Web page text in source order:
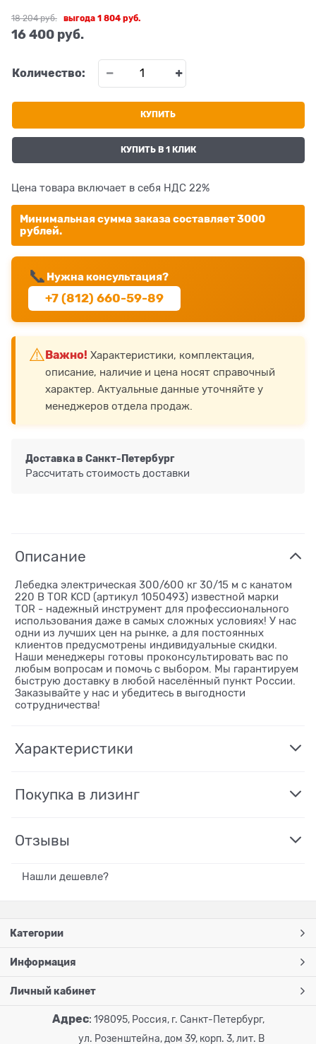
18 204 руб.
16 400 руб.
выгода1 804 руб.
Количество:
КУПИТЬ
КУПИТЬ В 1 КЛИК
Цена товара включает в себя НДС 22%
Минимальная сумма заказа составляет 3000
рублей.
📞 Нужна консультация?
+7 (812) 660-59-89
⚠️ Важно! Характеристики, комплектация,
описание, наличие и цена носят справочный
характер. Актуальные данные уточняйте у
менеджеров отдела продаж.
Доставка в Санкт-Петербург
Рассчитать стоимость доставки
Описание
Лебедка электрическая 300/600 кг 30/15 м с канатом
220 В TOR KCD (артикул 1050493) известной марки
TOR - надежный инструмент для профессионального
использования даже в самых сложных условиях! У нас
одни из лучших цен на рынке, а для постоянных
клиентов предусмотрены индивидуальные скидки.
Наши менеджеры готовы проконсультировать вас по
любым вопросам и помочь с выбором. Мы гарантируем
быструю доставку в любой населённый пункт России.
Заказывайте у нас и убедитесь в выгодности
сотрудничества!
Характеристики
Покупка в лизинг
Отзывы
Нашли дешевле?
Категории
Информация
Личный кабинет
Адрес: 198095, Россия, г. Санкт-Петербург,
ул. Розенштейна, дом 39, корп. 3, лит. В